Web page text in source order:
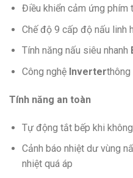
Điều khiển cảm ứng phím
Chế độ 9 cấp độ nấu linh
Tính năng nấu siêu nhanh
Công nghệ Inverterthông
Tính năng an toàn
Tự động tắt bếp khi
Cảnh báo nhiệt dư vùng
nhiệt quá áp